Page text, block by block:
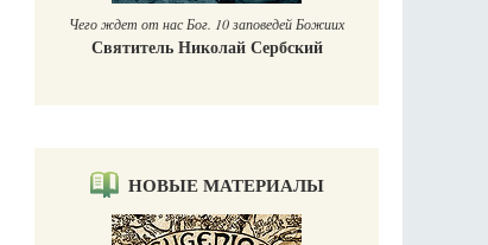
Чего ждет от нас Бог. 10 заповедей Божиих
Святитель Николай Сербский
НОВЫЕ МАТЕРИАЛЫ